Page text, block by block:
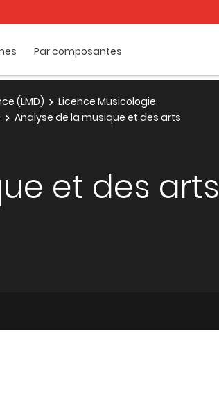
Par composantes
(LMD)
Licence Musicologie
Analyse de la musique et des arts
et des arts